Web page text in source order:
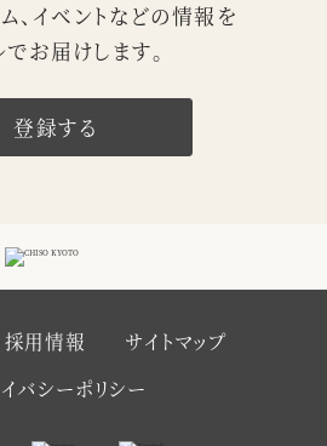
、イベントなどの情報を
お届けします。
登録する
採用情報
バシーポリシー
サイトマップ